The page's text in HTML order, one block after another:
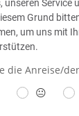
unseren
Grund
um uns mit
die Anreise/
😐